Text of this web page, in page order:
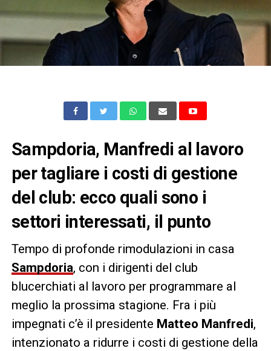
Sampdoria, Manfredi al lavoro
per tagliare i costi di gestione
del club: ecco quali sono i
settori interessati, il punto
Tempo di profonde rimodulazioni in casa
Sampdoria, con i dirigenti del club
blucerchiati al lavoro per programmare al
meglio la prossima stagione. Fra i più
impegnati c’è il presidente Matteo Manfredi,
intenzionato a ridurre i costi di gestione della